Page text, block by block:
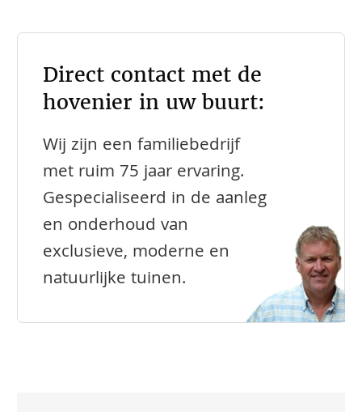
Direct contact met de
hovenier in uw buurt:
Wij zijn een familiebedrijf
met ruim 75 jaar ervaring.
Gespecialiseerd in de aanleg
en onderhoud van
exclusieve, moderne en
natuurlijke tuinen.